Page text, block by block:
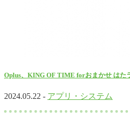
Oplus、KING OF TIME forおまかせ はた
2024.05.22 - アプリ・システム